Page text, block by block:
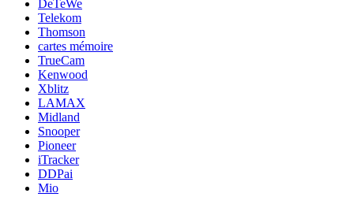
DeTeWe
Telekom
Thomson
cartes mémoire
TrueCam
Kenwood
Xblitz
LAMAX
Midland
Snooper
Pioneer
iTracker
DDPai
Mio